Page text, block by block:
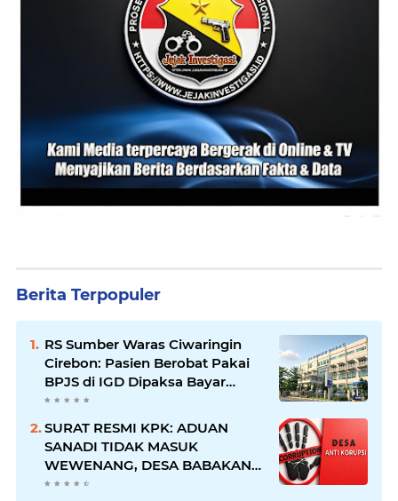
Berita Terpopuler
RS Sumber Waras Ciwaringin
Cirebon: Pasien Berobat Pakai
BPJS di IGD Dipaksa Bayar
Umum, Dokter Yf Bilang Tak
Ruang Periksa
SURAT RESMI KPK: ADUAN
SANADI TIDAK MASUK
WEWENANG, DESA BABAKAN
JUSTRU DITETAPKAN DESA